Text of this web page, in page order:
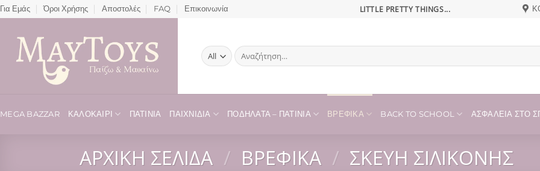
Μετάβαση
στο
περιεχόμενο
Για Εμάς Όροι Χρήσης Αποστολές FAQ Επικοινωνία LITTLE PRETTY THINGS...
Αναζήτηση
για:
MEGA BAZZAR ΚΑΛΟΚΑΊΡΙ ΠΑΤΊΝΙΑ ΠΑΙΧΝΊΔΙΑ ΠΟΔΉΛΑΤΑ – ΠΑΤΊΝΙΑ ΒΡΕΦΙΚΆ BACK TO SCHOOL ΑΣΦΆΛΕΙΑ ΣΤΟ
ΑΡΧΙΚΉ ΣΕΛΊΔΑ / ΒΡΕΦΙΚΆ / ΣΚΕΎΗ ΣΙΛΙΚΌΝΗΣ